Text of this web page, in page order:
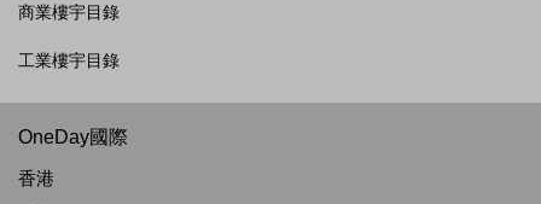
商業樓宇目錄
工業樓宇目錄
OneDay國際
香港